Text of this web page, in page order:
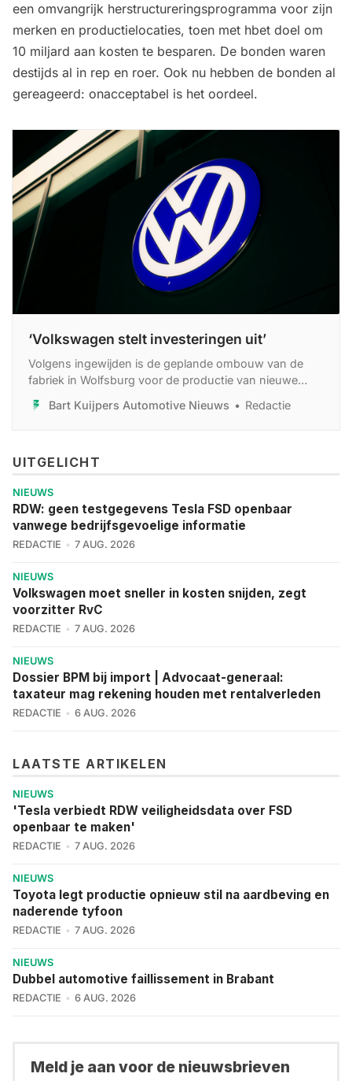
een omvangrijk herstructureringsprogramma voor zijn
merken en productielocaties, toen met hbet doel om
10 miljard aan kosten te besparen. De bonden waren
destijds al in rep en roer. Ook nu hebben de bonden al
gereageerd: onacceptabel is het oordeel.
‘Volkswagen stelt investeringen uit’
Volgens ingewijden is de geplande ombouw van de
fabriek in Wolfsburg voor de productie van nieuwe
elektrische modellen vertraagd, wat ertoe leidt dat de
lancering van de elektrische versie van de Volkswagen
Bart Kuijpers Automotive Nieuws Redactie
UITGELICHT
NIEUWS
RDW: geen testgegevens Tesla FSD openbaar
vanwege bedrijfsgevoelige informatie
REDACTIE 7 AUG. 2026
NIEUWS
Volkswagen moet sneller in kosten snijden, zegt
voorzitter RvC
REDACTIE 7 AUG. 2026
NIEUWS
Dossier BPM bij import | Advocaat-generaal:
taxateur mag rekening houden met rentalverleden
REDACTIE 6 AUG. 2026
LAATSTE ARTIKELEN
NIEUWS
'Tesla verbiedt RDW veiligheidsdata over FSD
openbaar te maken'
REDACTIE 7 AUG. 2026
NIEUWS
Toyota legt productie opnieuw stil na aardbeving en
naderende tyfoon
REDACTIE 7 AUG. 2026
NIEUWS
Dubbel automotive faillissement in Brabant
REDACTIE 6 AUG. 2026
Meld je aan voor de nieuwsbrieven